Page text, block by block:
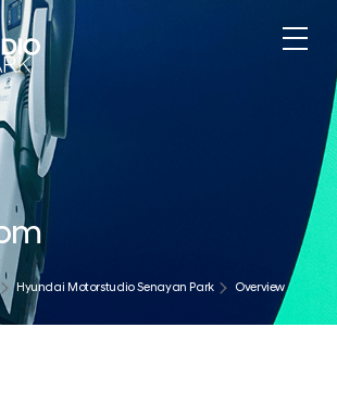
Hyundai Motorstudio Senayan Park
Overview